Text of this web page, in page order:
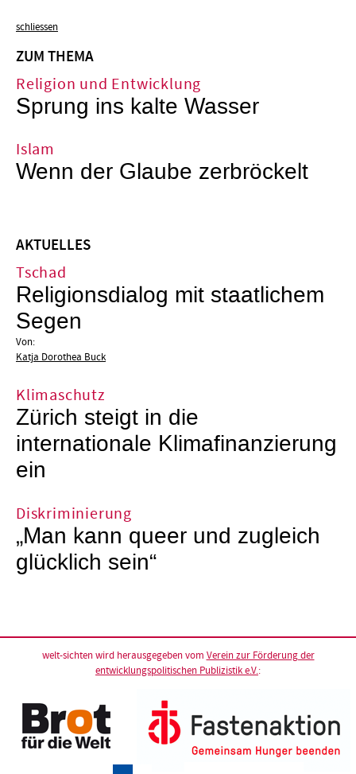
schliessen
ZUM THEMA
Religion und Entwicklung
Sprung ins kalte Wasser
Islam
Wenn der Glaube zerbröckelt
AKTUELLES
Tschad
Religionsdialog mit staatlichem
Segen
Von:
Katja Dorothea Buck
Klimaschutz
Zürich steigt in die
internationale Klimafinanzierung
ein
Diskriminierung
„Man kann queer und zugleich
glücklich sein“
welt-sichten wird herausgegeben vom Verein zur Förderung der
entwicklungspolitischen Publizistik e.V.: